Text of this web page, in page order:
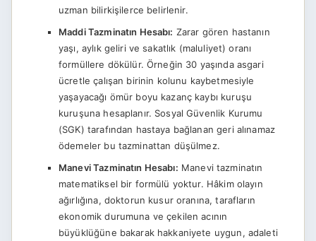
uzman bilirkişilerce belirlenir.
Maddi Tazminatın Hesabı: Zarar gören hastanın
yaşı, aylık geliri ve sakatlık (maluliyet) oranı
formüllere dökülür. Örneğin 30 yaşında asgari
ücretle çalışan birinin kolunu kaybetmesiyle
yaşayacağı ömür boyu kazanç kaybı kuruşu
kuruşuna hesaplanır. Sosyal Güvenlik Kurumu
(SGK) tarafından hastaya bağlanan geri alınamaz
ödemeler bu tazminattan düşülmez.
Manevi Tazminatın Hesabı: Manevi tazminatın
matematiksel bir formülü yoktur. Hâkim olayın
ağırlığına, doktorun kusur oranına, tarafların
ekonomik durumuna ve çekilen acının
büyüklüğüne bakarak hakkaniyete uygun, adaleti